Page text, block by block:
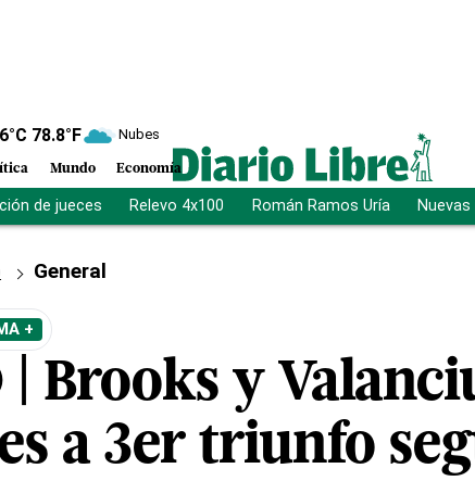
°C 78.8°F Nubes
Mundo Economía
de jueces Relevo 4x100 Román Ramos Uría
General
+
| Brooks y
a 3er triunfo